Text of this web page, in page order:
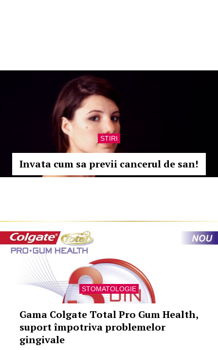
STIRI
Invata cum sa previi cancerul de san!
STOMATOLOGIE
Gama Colgate Total Pro Gum Health,
suport împotriva problemelor
gingivale